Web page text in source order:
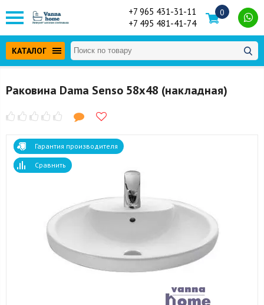
+7 965 431-31-11
+7 495 481-41-74
0
КАТАЛОГ
Раковина Dama Senso 58x48 (накладная)
Гарантия производителя
Сравнить